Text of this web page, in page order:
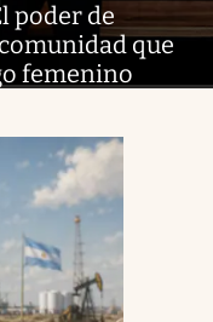
poder de
que
femenino